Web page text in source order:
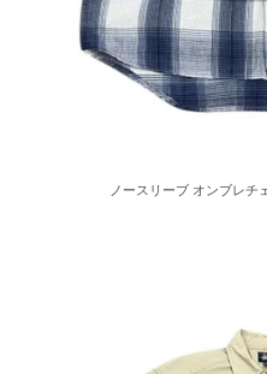
ノースリーブ オンブレチ